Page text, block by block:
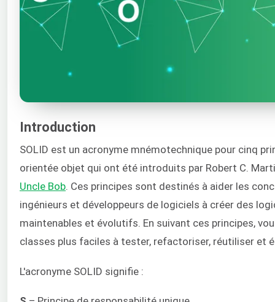
Introduction
SOLID est un acronyme mnémotechnique pour cinq
orientée objet qui ont été introduits par Robert C.
Uncle Bob. Ces principes sont destinés à aider les
ingénieurs et développeurs de logiciels à créer des
maintenables et évolutifs. En suivant ces principes,
classes plus faciles à tester, refactoriser, réutiliser et
L'acronyme SOLID signifie :